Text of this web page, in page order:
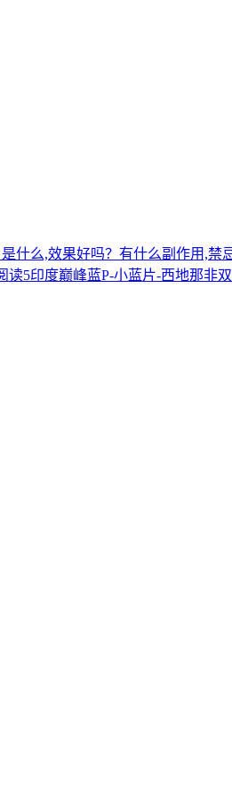
是什么,效果好吗？有什么副作用,禁
读5印度巅峰蓝P-小蓝片-西地那非